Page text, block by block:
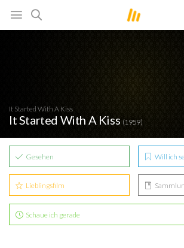
It Started With A Kiss
It Started With A Kiss (1959)
Gesehen Will ich
Lieblingsfilm
Schaue ich gerade